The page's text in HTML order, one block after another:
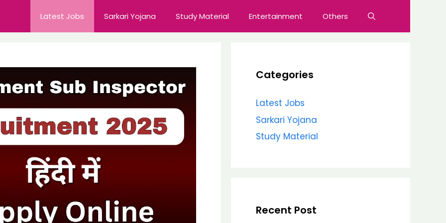
Latest Jobs Sarkari Yojana Study Material Entertainment Others
Categories
Latest Jobs
Sarkari Yojana
Study Material
Recent Post